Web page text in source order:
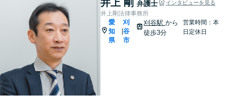
井上 剛 弁護士 インタビューを見る
井上剛法律事務所
愛
知
県
刈
谷
市
刈谷駅から
徒歩3分
営業時間：本
日定休日